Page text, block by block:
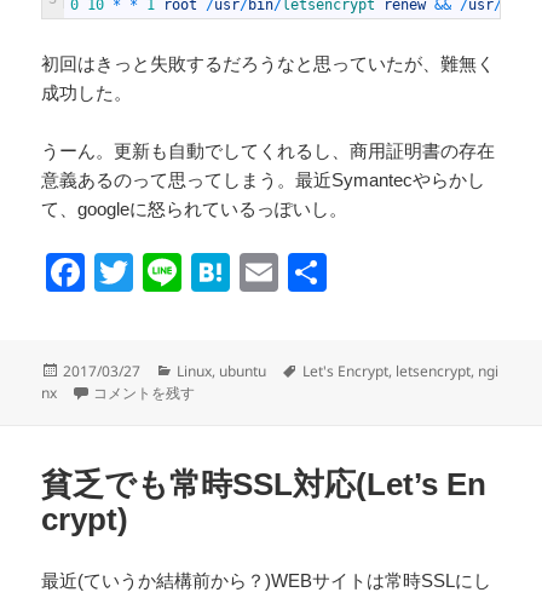
0 10 * * 1 root /usr/bin/letsencrypt renew && /usr/
初回はきっと失敗するだろうなと思っていたが、難無く
成功した。
うーん。更新も自動でしてくれるし、商用証明書の存在
意義あるのって思ってしまう。最近Symantecやらかし
て、googleに怒られているっぽいし。
F
e
o
o
k
T
er
Li
H
n
E
投
稿
2017/03/27
カ
テ
Linux, ubuntu
タ
Let's Encrypt, letsencrypt, ngi
nx
Let’s Encryptの更新結果 に
コメントを残す
貧乏でも常時SSL対応(Let’s En
crypt)
最近(ていうか結構前から？)WEBサイトは常時SSLにし